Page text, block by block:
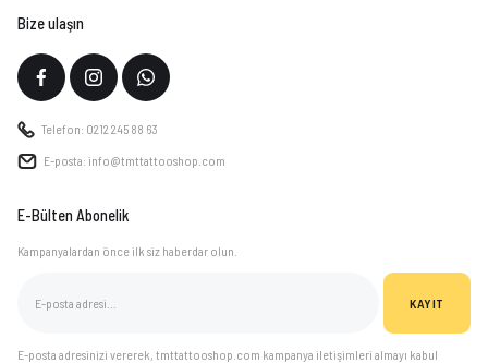
Bize ulaşın
Telefon: 0212 245 88 63
E-posta: info@tmttattooshop.com
E-Bülten Abonelik
Kampanyalardan önce ilk siz haberdar olun.
KAYIT
E-posta adresinizi vererek, tmttattooshop.com kampanya iletişimleri almayı kabul